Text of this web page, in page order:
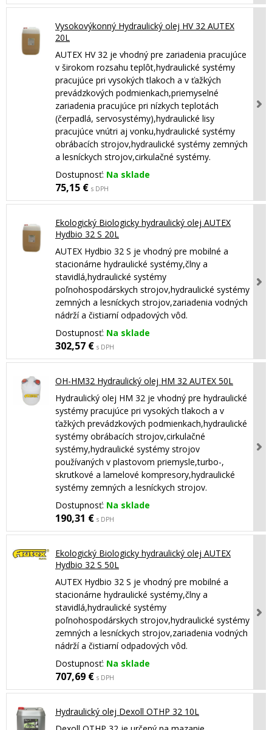
Vysokovýkonný Hydraulický olej HV 32 AUTEX
20L
AUTEX HV 32 je vhodný pre zariadenia pracujúce
v širokom rozsahu teplôt,hydraulické systémy
pracujúce pri vysokých tlakoch a v ťažkých
prevádzkových podmienkach,priemyselné
zariadenia pracujúce pri nízkych teplotách
(čerpadlá, servosystémy),hydraulické lisy
pracujúce vnútri aj vonku,hydraulické systémy
obrábacích strojov,hydraulické systémy zemných
a lesníckych strojov,cirkulačné systémy.
Dostupnosť: Na sklade
75,15 € s DPH
Ekologický Biologicky hydraulický olej AUTEX
Hydbio 32 S 20L
AUTEX Hydbio 32 S je vhodný pre mobilné a
stacionárne hydraulické systémy,člny a
stavidlá,hydraulické systémy
poľnohospodárskych strojov,hydraulické systémy
zemných a lesníckych strojov,zariadenia vodných
nádrží a čistiarní odpadových vôd.
Dostupnosť: Na sklade
302,57 € s DPH
OH-HM32 Hydraulický olej HM 32 AUTEX 50L
Hydraulický olej HM 32 je vhodný pre hydraulické
systémy pracujúce pri vysokých tlakoch a v
ťažkých prevádzkových podmienkach,hydraulické
systémy obrábacích strojov,cirkulačné
systémy,hydraulické systémy strojov
používaných v plastovom priemysle,turbo-,
skrutkové a lamelové kompresory,hydraulické
systémy zemných a lesníckych strojov.
Dostupnosť: Na sklade
190,31 € s DPH
Ekologický Biologicky hydraulický olej AUTEX
Hydbio 32 S 50L
AUTEX Hydbio 32 S je vhodný pre mobilné a
stacionárne hydraulické systémy,člny a
stavidlá,hydraulické systémy
poľnohospodárskych strojov,hydraulické systémy
zemných a lesníckych strojov,zariadenia vodných
nádrží a čistiarní odpadových vôd.
Dostupnosť: Na sklade
707,69 € s DPH
Hydraulický olej Dexoll OTHP 32 10L